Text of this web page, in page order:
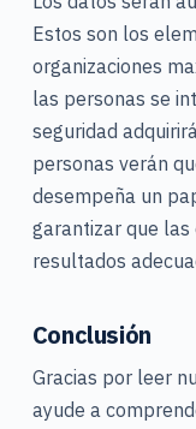
Estos son los
organizaciones
las personas se
seguridad
personas verán
desempeña un
garantizar que las
resultados
Conclusión
Gracias por leer
ayude a